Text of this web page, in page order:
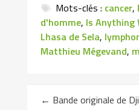
Mots-clés : cancer,
d'homme, Is Anything
Lhasa de Sela,
Matthieu Mégevand,
← Bande originale de